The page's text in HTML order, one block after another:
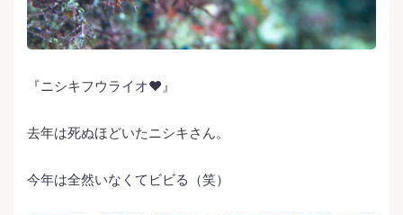
『ニシキフウライオ❤️』
去年は死ぬほどいたニシキさん。
今年は全然いなくてビビる（笑）